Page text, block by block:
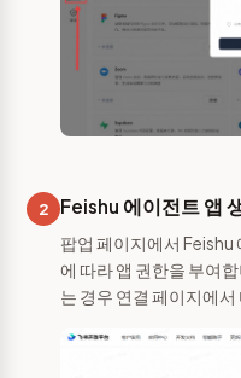
2 Feishu 에이전트 앱
팝업 페이지에서 Feishu
에 따라 앱 권한을 부여
는 경우 연결 페이지에